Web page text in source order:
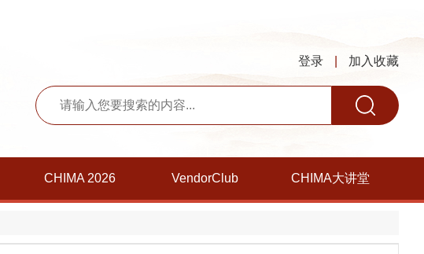
登录 加入收藏
CHIMA 2026 VendorClub CHIMA大讲堂